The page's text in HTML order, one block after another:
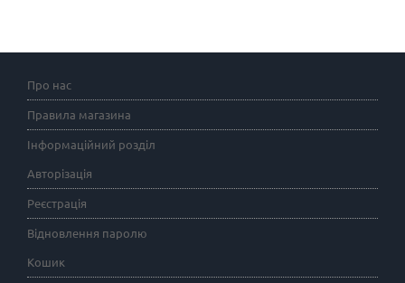
Про нас
Правила магазина
Інформаційний розділ
Авторізація
Реєстрація
Відновлення паролю
Кошик